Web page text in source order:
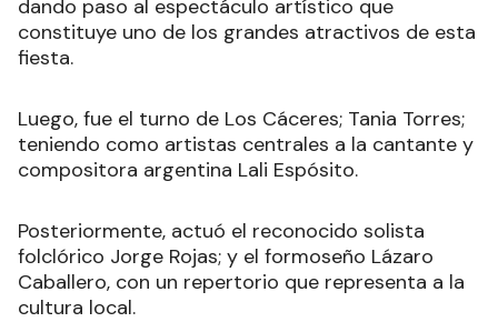
dando paso al espectáculo artístico que
constituye uno de los grandes atractivos de esta
fiesta.
Luego, fue el turno de Los Cáceres; Tania Torres;
teniendo como artistas centrales a la cantante y
compositora argentina Lali Espósito.
Posteriormente, actuó el reconocido solista
folclórico Jorge Rojas; y el formoseño Lázaro
Caballero, con un repertorio que representa a la
cultura local.